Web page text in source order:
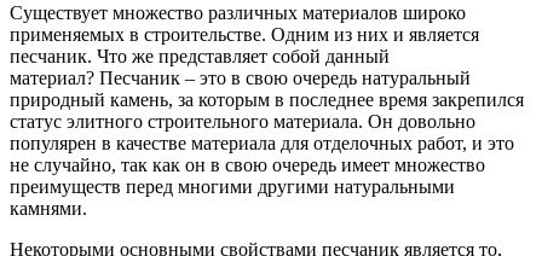
Существует множество различных материалов широко
применяемых в строительстве. Одним из них и является
песчаник. Что же представляет собой данный
материал? Песчаник – это в свою очередь натуральный
природный камень, за которым в последнее время закрепился
статус элитного строительного материала. Он довольно
популярен в качестве материала для отделочных работ, и это
не случайно, так как он в свою очередь имеет множество
преимуществ перед многими другими натуральными
камнями.
Некоторыми основными свойствами песчаник является то,